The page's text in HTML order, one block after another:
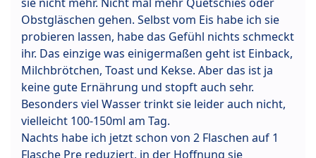
sie nicht mehr. Nicht mal mehr Quetschies oder
Obstgläschen gehen. Selbst vom Eis habe ich sie
probieren lassen, habe das Gefühl nichts schmeckt
ihr. Das einzige was einigermaßen geht ist Einback,
Milchbrötchen, Toast und Kekse. Aber das ist ja
keine gute Ernährung und stopft auch sehr.
Besonders viel Wasser trinkt sie leider auch nicht,
vielleicht 100-150ml am Tag.
Nachts habe ich jetzt schon von 2 Flaschen auf 1
Flasche Pre reduziert, in der Hoffnung sie